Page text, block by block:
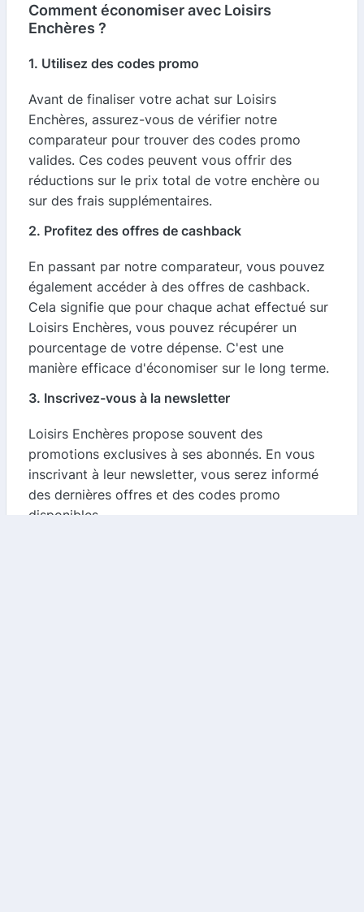
Comment économiser avec Loisirs
Enchères ?
1. Utilisez des codes promo
Avant de finaliser votre achat sur Loisirs
Enchères, assurez-vous de vérifier notre
comparateur pour trouver des codes promo
valides. Ces codes peuvent vous offrir des
réductions sur le prix total de votre enchère ou
sur des frais supplémentaires.
2. Profitez des offres de cashback
En passant par notre comparateur, vous pouvez
également accéder à des offres de cashback.
Cela signifie que pour chaque achat effectué sur
Loisirs Enchères, vous pouvez récupérer un
pourcentage de votre dépense. C'est une
manière efficace d'économiser sur le long terme.
3. Inscrivez-vous à la newsletter
Loisirs Enchères propose souvent des
promotions exclusives à ses abonnés. En vous
inscrivant à leur newsletter, vous serez informé
des dernières offres et des codes promo
disponibles.